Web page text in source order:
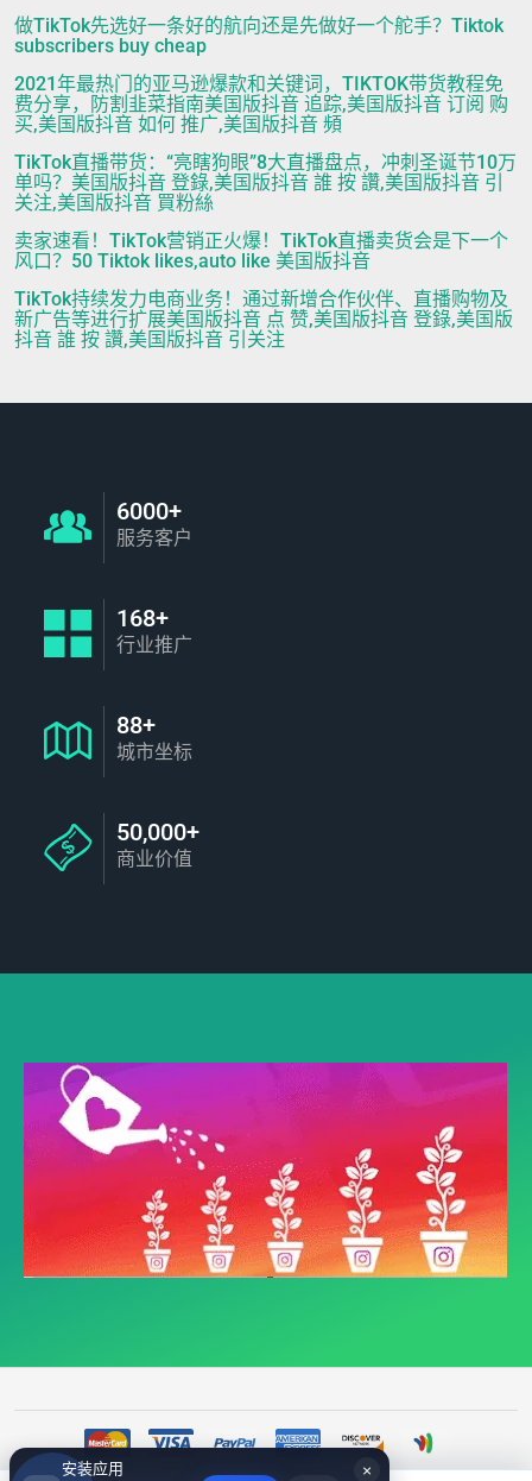
做TikTok先选好一条好的航向还是先做好一个舵手？Tiktok
subscribers buy cheap
2021年最热门的亚马逊爆款和关键词，TIKTOK带货教程免
费分享，防割韭菜指南美国版抖音 追踪,美国版抖音 订阅 购
买,美国版抖音 如何 推广,美国版抖音 頻
TikTok直播带货：“亮瞎狗眼”8大直播盘点，冲刺圣诞节10万
单吗？美国版抖音 登錄,美国版抖音 誰 按 讚,美国版抖音 引
关注,美国版抖音 買粉絲
卖家速看！TikTok营销正火爆！TikTok直播卖货会是下一个
风口？50 Tiktok likes,auto like 美国版抖音
TikTok持续发力电商业务！通过新增合作伙伴、直播购物及
新广告等进行扩展美国版抖音 点 赞,美国版抖音 登錄,美国版
抖音 誰 按 讚,美国版抖音 引关注
6000+
服务客户
168+
行业推广
88+
城市坐标
50,000+
商业价值
×
安装应用